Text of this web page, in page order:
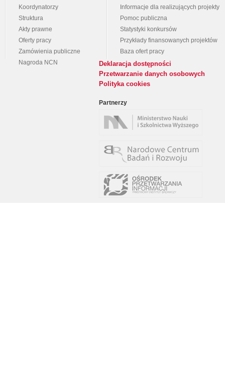
Koordynatorzy
Struktura
Akty prawne
Oferty pracy
Zamówienia publiczne
Nagroda NCN
Informacje dla realizujących projekty
Pomoc publiczna
Statystyki konkursów
Przykłady finansowanych projektów
Baza ofert pracy
Deklaracja dostępności
Przetwarzanie danych osobowych
Polityka cookies
Partnerzy